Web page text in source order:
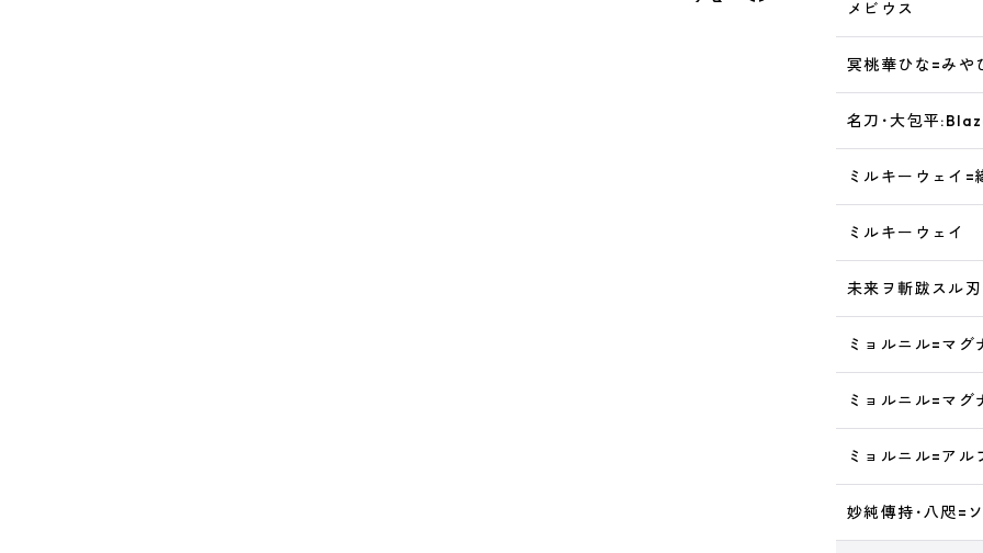
メビウス
冥桃華ひな=みや
名刀･大包平
ミルキーウェイ=
ミルキーウェイ
未来ヲ斬跋スル刃
ミョルニル=マグ
ミョルニル=マグ
ミョルニル=アル
妙純傳持･八咫=